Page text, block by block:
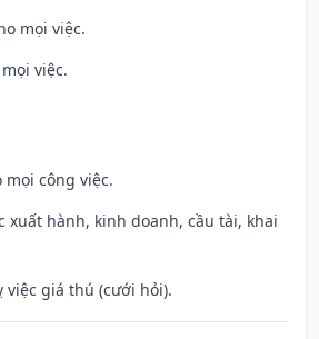
mọi việc.
việc.
mọi công việc.
xuất hành, kinh doanh, cầu tài, khai
việc giá thú (cưới hỏi).